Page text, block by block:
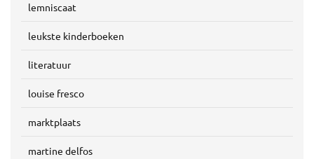
lemniscaat
leukste kinderboeken
literatuur
louise fresco
marktplaats
martine delfos